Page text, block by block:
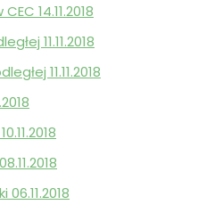
14.11.2018
11.11.2018
11.11.2018